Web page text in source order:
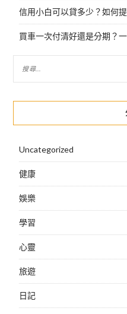
信用小白可以貸多少？如何
買車一次付清好還是分期？
Uncategorized
健康
娛樂
學習
心靈
旅遊
日記